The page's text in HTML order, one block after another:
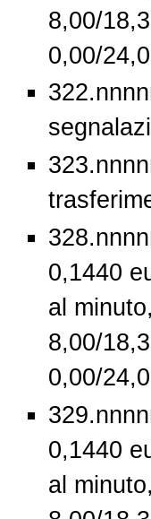
8,00/
0,00/
0,1440
al
8,00/
0,00/
0,1440
al